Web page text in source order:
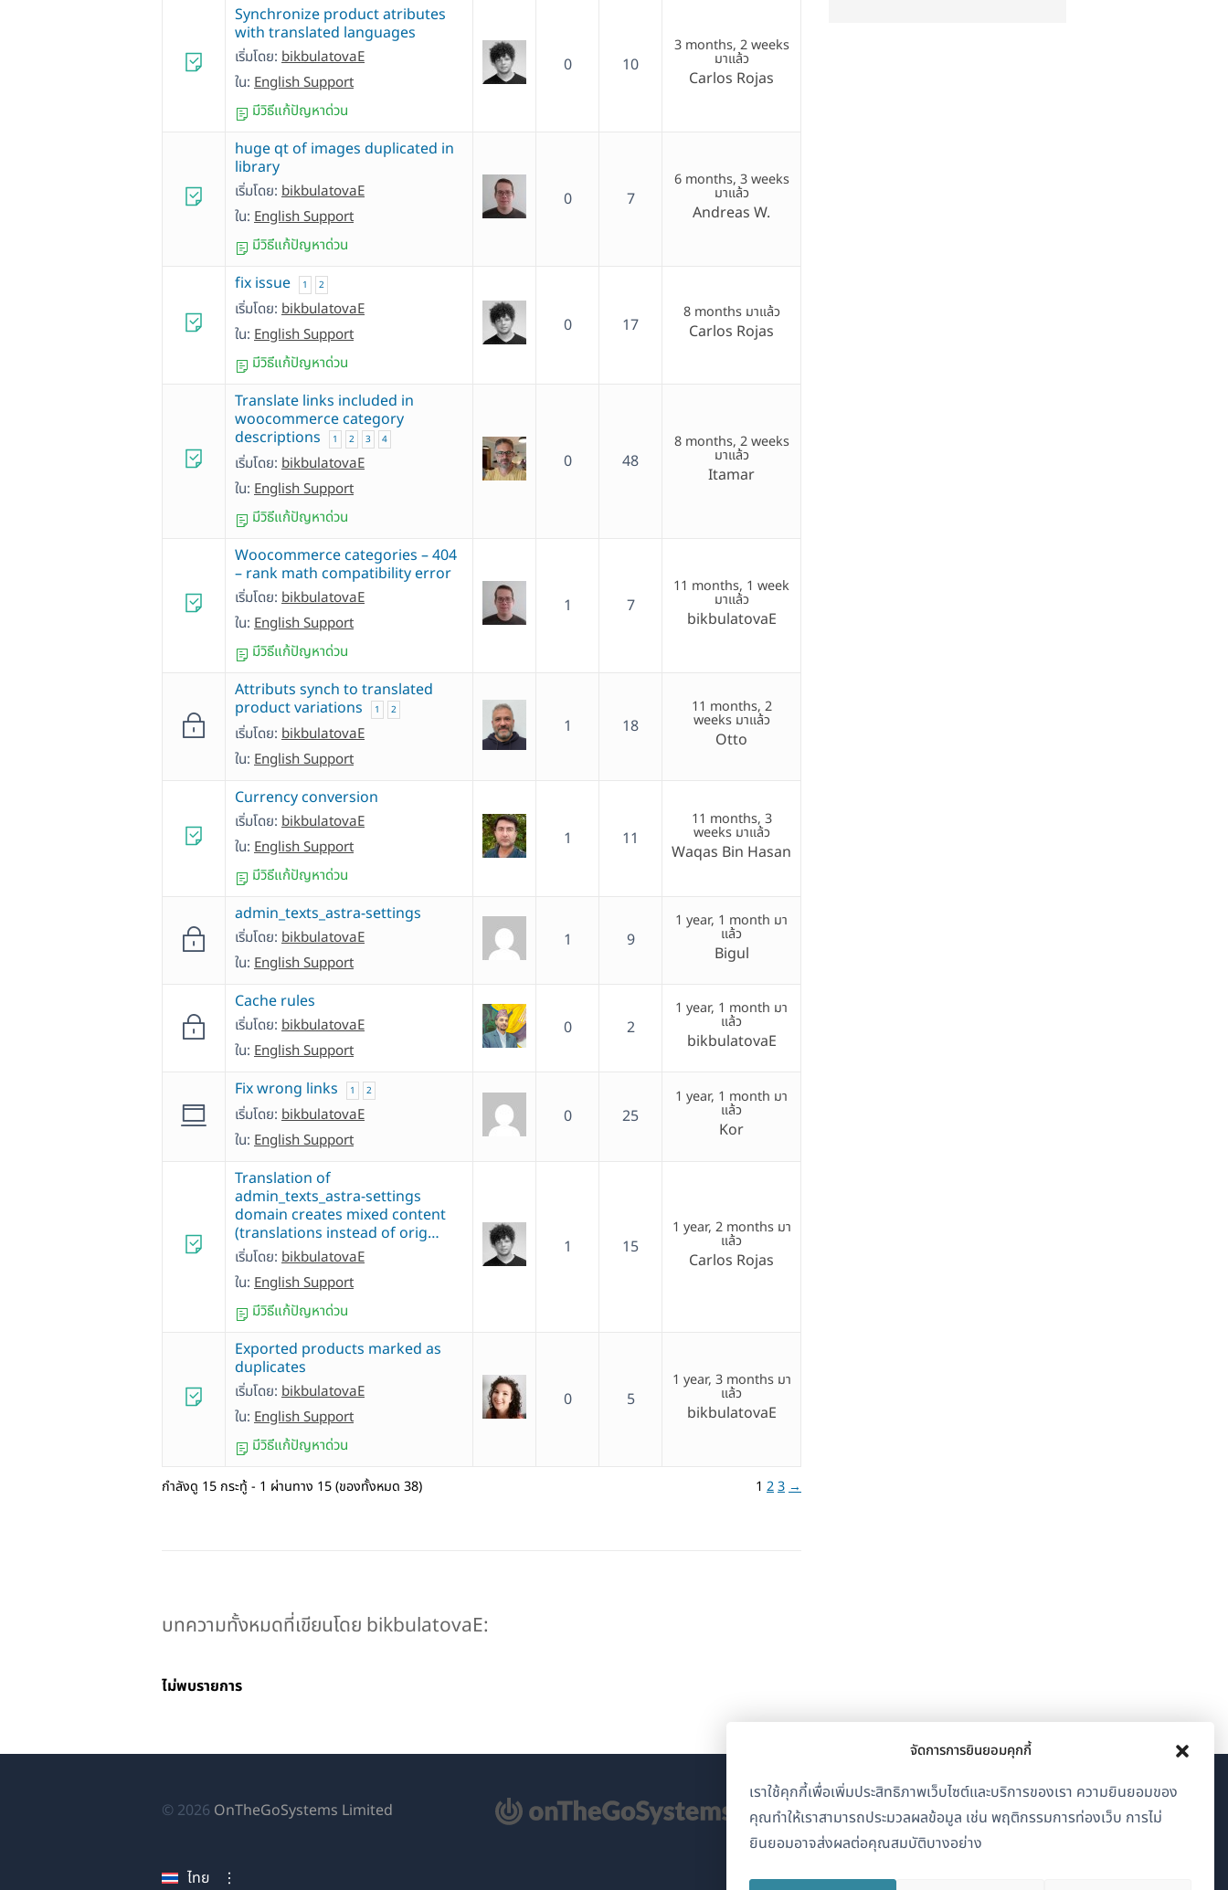
จัดการการยินยอมคุกกี้
เราใช้คุกกี้เพื่อเพิ่มประสิทธิภาพเว็บไซต์และบริการของเรา ความยินยอมของ
คุณทำให้เราสามารถประมวลผลข้อมูล เช่น พฤติกรรมการท่องเว็บ การไม่
ยินยอมอาจส่งผลต่อคุณสมบัติบางอย่าง
Synchronize product atributes
with translated languages
เริ่มโดย: bikbulatovaE
ใน: English Support
มีวิธีแก้ปัญหาด่วน
0 10
3 months, 2 weeks
มาแล้ว
Carlos Rojas
huge qt of images duplicated in
library
เริ่มโดย: bikbulatovaE
ใน: English Support
มีวิธีแก้ปัญหาด่วน
0 7
6 months, 3 weeks
มาแล้ว
Andreas W.
fix issue 1 2
เริ่มโดย: bikbulatovaE
ใน: English Support
มีวิธีแก้ปัญหาด่วน
0 17
8 months มาแล้ว
Carlos Rojas
Translate links included in
woocommerce category
descriptions
1 2 3 4
เริ่มโดย: bikbulatovaE
ใน: English Support
มีวิธีแก้ปัญหาด่วน
0 48
8 months, 2 weeks
มาแล้ว
Itamar
Woocommerce categories – 404
– rank math compatibility error
เริ่มโดย: bikbulatovaE
ใน: English Support
มีวิธีแก้ปัญหาด่วน
1 7
11 months, 1 week
มาแล้ว
bikbulatovaE
Attributs synch to translated
product variations
1 2
เริ่มโดย: bikbulatovaE
ใน: English Support
1 18
11 months, 2
weeks มาแล้ว
Otto
Currency conversion
เริ่มโดย: bikbulatovaE
ใน: English Support
มีวิธีแก้ปัญหาด่วน
1 11
11 months, 3
weeks มาแล้ว
Waqas Bin Hasan
admin_texts_astra-settings
เริ่มโดย: bikbulatovaE
ใน: English Support
1 9
1 year, 1 month มา
แล้ว
Bigul
Cache rules
เริ่มโดย: bikbulatovaE
ใน: English Support
0 2
1 year, 1 month มา
แล้ว
bikbulatovaE
Fix wrong links 1 2
เริ่มโดย: bikbulatovaE
ใน: English Support
0 25
1 year, 1 month มา
แล้ว
Kor
Translation of
admin_texts_astra-settings
domain creates mixed content
(translations instead of orig…
เริ่มโดย: bikbulatovaE
ใน: English Support
มีวิธีแก้ปัญหาด่วน
1 15
1 year, 2 months มา
แล้ว
Carlos Rojas
Exported products marked as
duplicates
เริ่มโดย: bikbulatovaE
ใน: English Support
มีวิธีแก้ปัญหาด่วน
0 5
1 year, 3 months มา
แล้ว
bikbulatovaE
กำลังดู 15 กระทู้ - 1 ผ่านทาง 15 (ของทั้งหมด 38) 1 23 →
บทความทั้งหมดที่เขียนโดย bikbulatovaE:
ไม่พบรายการ
© 2026 OnTheGoSystems Limited
ไทย
เกี่ยวกับ WPML
GDPR และนโยบายความเป็นส่วนตัว